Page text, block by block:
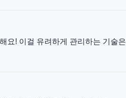
요! 이걸 유려하게 관리하는 기술은